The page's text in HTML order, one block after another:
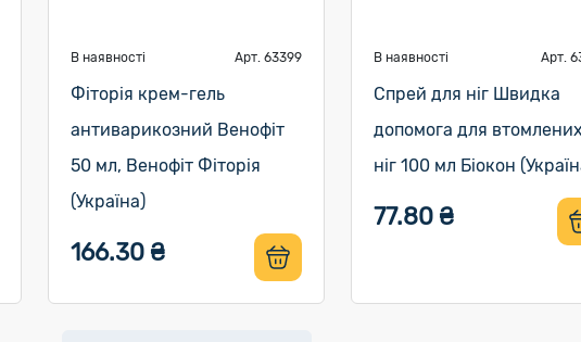
В наявності Арт. 63399
Фіторія крем-гель
антиварикозний Венофіт
50 мл, Венофіт Фіторія
(Україна)
166.30 ₴
В наявності Арт.
Спрей для ніг Швидка
допомога для
ніг 100 мл Біокон
77.80 ₴